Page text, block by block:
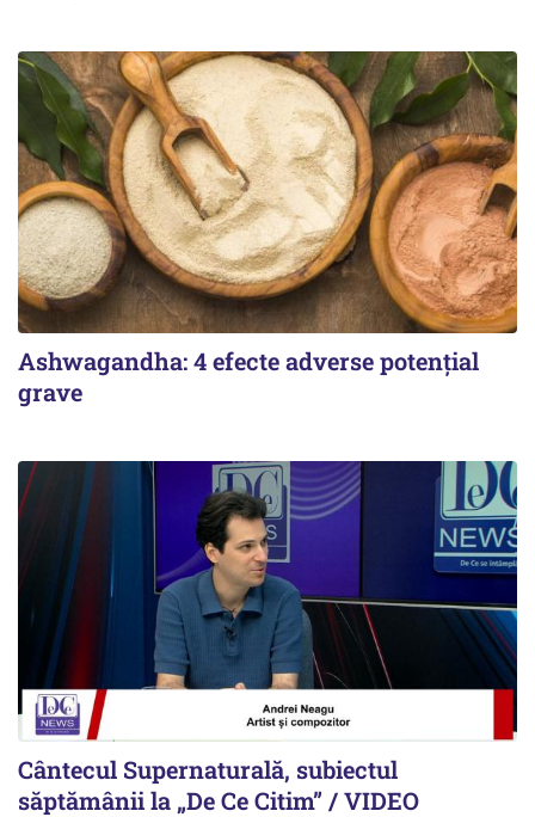
Ashwagandha: 4 efecte adverse potențial
grave
Cântecul Supernaturală, subiectul
săptămânii la „De Ce Citim” / VIDEO